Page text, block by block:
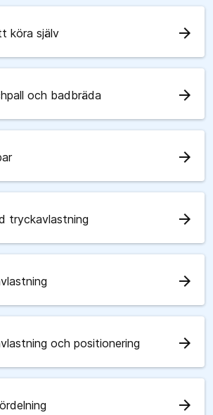
köra själv arrow_forward
och badbräda arrow_forward
arrow_forward
tryckavlastning arrow_forward
arrow_forward
och positionering arrow_forward
arrow_forward